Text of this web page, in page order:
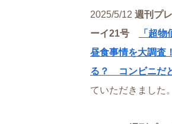
2025/5/12 週刊プ
ーイ21号
「超
昼食事情を大調
る？ コンビニだ
ていただきました。